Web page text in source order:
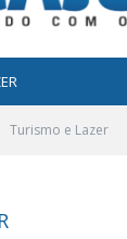
Turismo e Lazer